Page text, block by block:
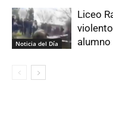
Noticia del Día
Liceo
alumno